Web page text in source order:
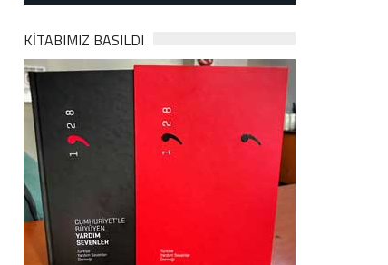
KİTABIMIZ BASILDI